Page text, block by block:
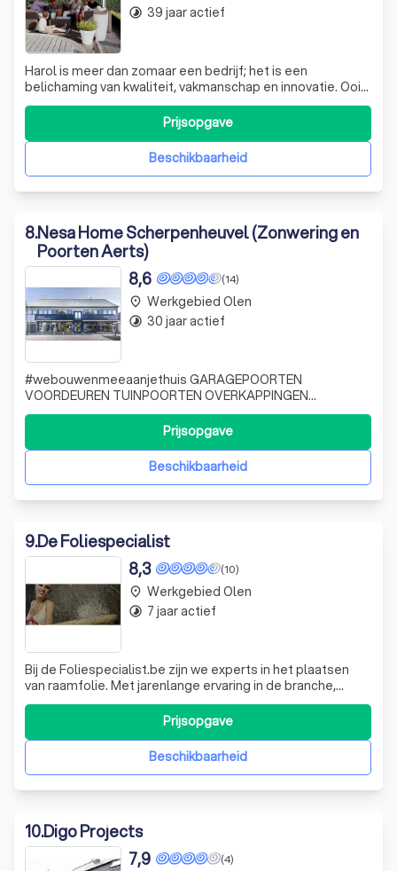
Harol is meer dan zomaar een bedrijf; het is een
belichaming van kwaliteit, vakmanschap en innovatie. Ooit
begonnen als een klein familiebedrijf in Diest, is Harol
uitgegroeid tot een van de meest vooraanstaande
fabrikanten van rolluiken, zonwering en buitenleven in
Europa. Onze producten zijn ontwo
Beschikbaarheid
Prijsopgave
timelapse 39 jaar actief
8.Nesa Home Scherpenheuvel (Zonwering en
Poorten Aerts)
(14)
8,6
#webouwenmeeaanjethuis GARAGEPOORTEN
VOORDEUREN TUINPOORTEN OVERKAPPINGEN
ZONWERINGEN AUTOMATISATIE
Beschikbaarheid
Prijsopgave
place Werkgebied Olen
timelapse 30 jaar actief
9.De Foliespecialist
(10)
8,3
Bij de Foliespecialist.be zijn we experts in het plaatsen
van raamfolie. Met jarenlange ervaring in de branche,
hebben we een breed scala aan projecten voltooid, van
privéwoningen tot bedrijfsgebouwen. We begrijpen dat
glas, hoewel esthetisch aantrekkelijk en functioneel, ook
zijn nadelen heeft. DaaBeschikbaarheid
Prijsopgave
place Werkgebied Olen
timelapse 7 jaar actief
10.Digo Projects
(4)
7,9